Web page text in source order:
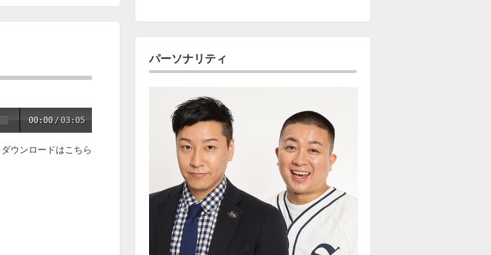
00:00 /03:05
ダウンロードはこちら
パーソナリティ